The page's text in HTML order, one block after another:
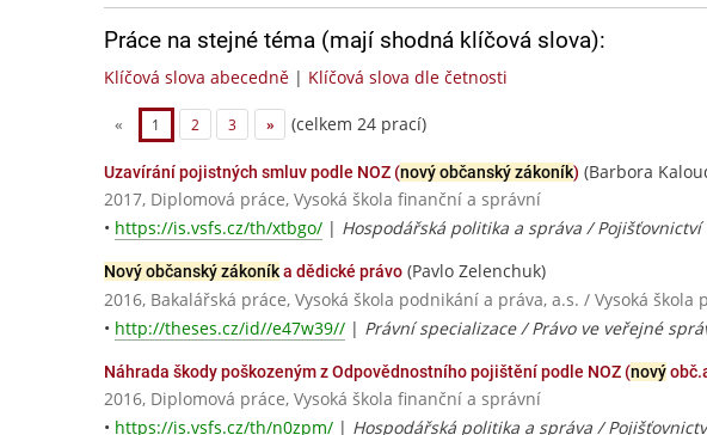
Práce na stejné téma (mají shodná klíčová slova):
Klíčová slova abecedně | Klíčová slova dle četnosti
« 1 2 3 » (celkem 24 prací)
Uzavírání pojistných smluv podle NOZ (nový občanský zákoník) (Barbora
2017, Diplomová práce, Vysoká škola finanční a správní
• https://is.vsfs.cz/th/xtbgo/ | Hospodářská politika a správa / Pojišťovnictví
Nový občanský zákoníka dědické právo (Pavlo Zelenchuk)
2016, Bakalářská práce, Vysoká škola podnikání a práva, a.s. / Vysoká škola
• http://theses.cz/id//e47w39// | Právní specializace / Právo ve veřejné
Náhrada škody poškozeným z Odpovědnostního pojištění podle NOZ (nový
2016, Diplomová práce, Vysoká škola finanční a správní
• https://is.vsfs.cz/th/n0zpm/ | Hospodářská politika a správa /